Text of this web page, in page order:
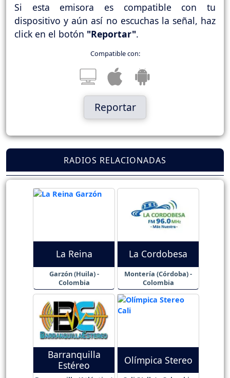
Si esta emisora es compatible con tu
dispositivo y aún así no escuchas la señal, haz
click en el botón "Reportar".
Compatible con:
Reportar
RADIOS RELACIONADAS
La Reina
Garzón (Huila) -
Colombia
La Cordobesa
Montería (Córdoba) -
Colombia
Barranquilla
Estéreo
Olímpica Stereo